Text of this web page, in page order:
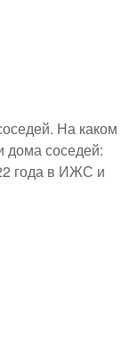
На каком
дома соседей:
года в ИЖС и